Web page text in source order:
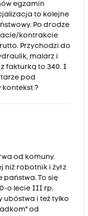
egzamin
to kolejne
Po drodze
kontrakcie
Przychodzi do
malarz i
z fakturką to 340. I
pod
?
od komuny.
niż robotnik i żył z
państwa. To się
o lecie III rp.
ubóstwa i też tylko
od